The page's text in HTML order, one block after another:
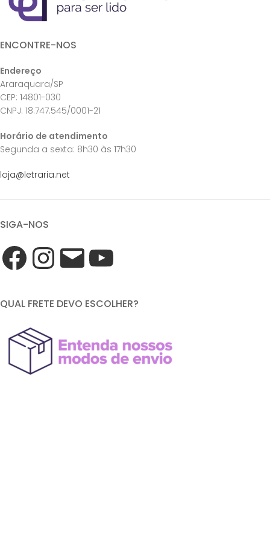
ENCONTRE-NOS
Endereço
Araraquara/SP
CEP: 14801-030
CNPJ: 18.747.545/0001-21
Horário de atendimento
Segunda a sexta: 8h30 às 17h30
loja@letraria.net
SIGA-NOS
QUAL FRETE DEVO ESCOLHER?